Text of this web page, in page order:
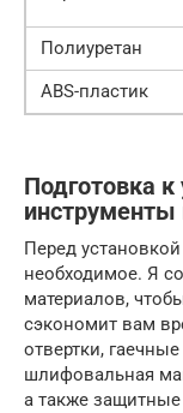
Полиуретан
ABS-пластик
Подготовка
Перед
необходимое. Я
материалов,
сэкономит вам
отвертки,
шлифовальная
а также защитные